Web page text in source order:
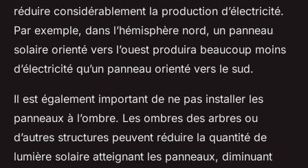
réduire considérablement la production d’électricité.
Par exemple, dans l’hémisphère nord, un panneau
solaire orienté vers l’ouest produira beaucoup moins
d’électricité qu’un panneau orienté vers le sud.
Il est également important de ne pas installer les
panneaux à l’ombre. Les ombres des arbres ou
d’autres structures peuvent réduire la quantité de
lumière solaire atteignant les panneaux, diminuant